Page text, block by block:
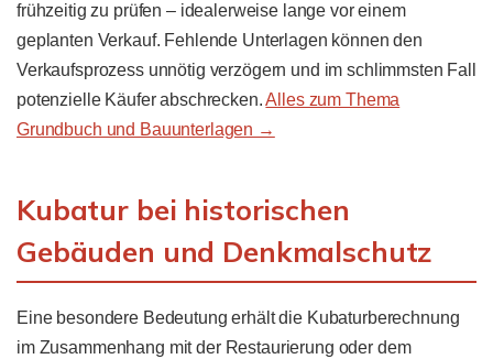
frühzeitig zu prüfen – idealerweise lange vor einem
geplanten Verkauf. Fehlende Unterlagen können den
Verkaufsprozess unnötig verzögern und im schlimmsten Fall
potenzielle Käufer abschrecken.Alles zum Thema
Grundbuch und Bauunterlagen →
Kubatur bei historischen
Gebäuden und Denkmalschutz
Eine besondere Bedeutung erhält die Kubaturberechnung
im Zusammenhang mit der Restaurierung oder dem